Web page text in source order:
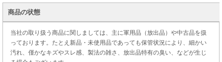
商品の状態
当社の取り扱う商品に関しましては、主に軍用品（放出品）や中古品を扱
っております。たとえ新品・未使用品であっても保管状況により、細かい
汚れ、僅かなキズやスレ感、製法の雑さ、放出品特有の臭い、などが生じ